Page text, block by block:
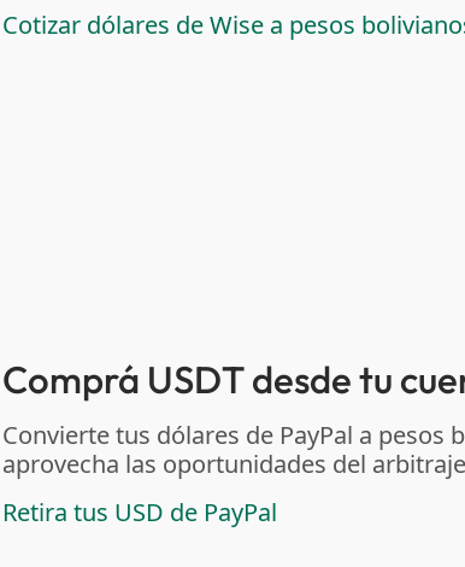
Cotizar dólares de Wise a pesos
Comprá USDT desde tu
Convierte tus dólares de PayPal a pesos
aprovecha las oportunidades del
Retira tus USD de PayPal